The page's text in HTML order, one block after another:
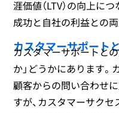
涯価値（LTV）の向上に
成功と自社の利益との
カスタマーサポート
カスタマーサポートと
か」どうかにあります
顧客からの問い合わせ
すが、カスタマーサク